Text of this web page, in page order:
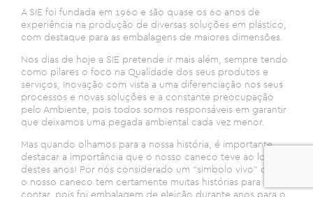
0
A SIE foi fundada em 1960 e são quase os 60 anos de
experiência na produção de diversas soluções em plástico,
com destaque para as embalagens de maiores dimensões.
Nos dias de hoje a SIE pretende ir mais além, sempre tendo
como pilares o foco na Qualidade dos seus produtos e
serviços, Inovação com vista a uma diferenciação nos seus
processos e novas soluções e a constante preocupação
pelo Ambiente, pois todos somos responsáveis em garantir
que deixamos uma pegada ambiental cada vez menor.
Mas quando olhamos para a nossa história, é importante
destacar a importância que o nosso caneco teve ao longo
destes anos! Por nós considerado um "simbolo vivo" da SIE,
o nosso caneco tem certamente muitas histórias para
contar, pois foi embalagem de eleição durante anos para o